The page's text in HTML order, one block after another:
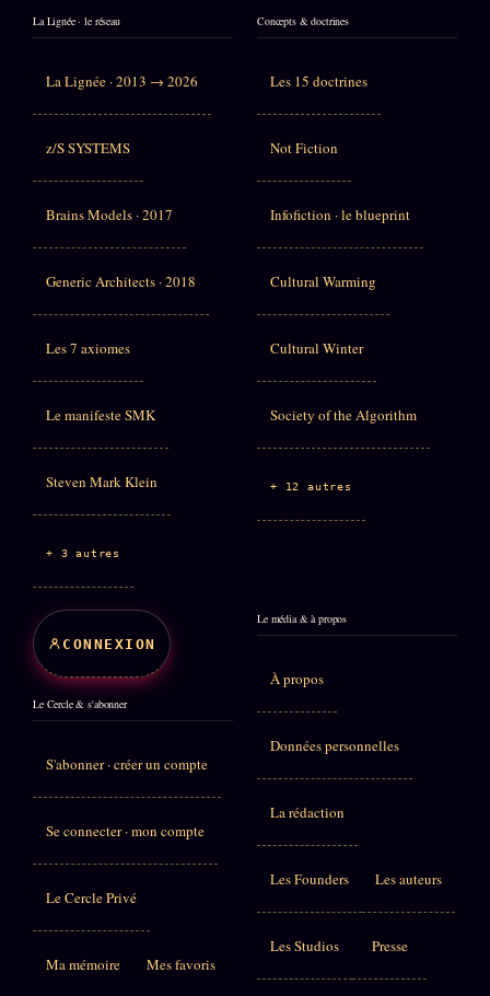
La Lignée · le réseau
La Lignée · 2013 → 2026
z/S SYSTEMS
Brains Models · 2017
Generic Architects · 2018
Les 7 axiomes
Le manifeste SMK
Steven Mark Klein
+ 3 autres
Concepts & doctrines
Les 15 doctrines
Not Fiction
Infofiction · le blueprint
Cultural Warming
Cultural Winter
Society of the Algorithm
+ 12 autres
CONNEXION
Le Cercle & s'abonner
S'abonner · créer un compte
Se connecter · mon compte
Le Cercle Privé
Ma mémoire Mes favoris
Le média & à propos
À propos
Données personnelles
La rédaction
Les Founders Les auteurs
Les Studios Presse